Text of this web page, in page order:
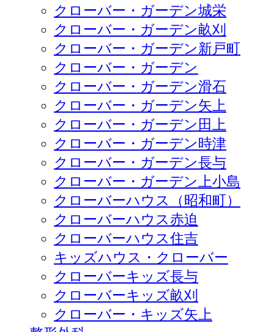
クローバー・ガーデン城栄
クローバー・ガーデン畝刈
クローバー・ガーデン新戸町
クローバー・ガーデン
クローバー・ガーデン滑石
クローバー・ガーデン矢上
クローバー・ガーデン田上
クローバー・ガーデン時津
クローバー・ガーデン長与
クローバー・ガーデン上小島
クローバーハウス（昭和町）
クローバーハウス赤迫
クローバーハウス住吉
キッズハウス・クローバー
クローバーキッズ長与
クローバーキッズ畝刈
クローバー・キッズ矢上